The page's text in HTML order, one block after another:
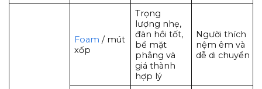
Foam / mút
xốp
Trọng
lượng nhẹ,
đàn hồi tốt,
bề mặt
phẳng và
giá thành
hợp lý
Người thích
nệm êm và
dễ di chuyển